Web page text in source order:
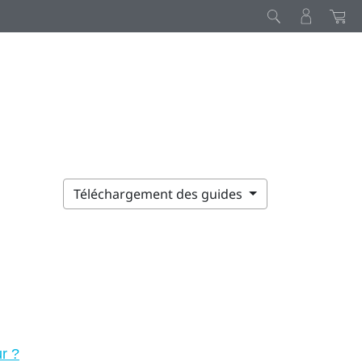
Téléchargement des guides
?